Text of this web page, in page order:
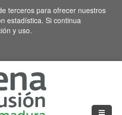
terceros para ofrecer nuestros
estadística. Si continua
y uso.